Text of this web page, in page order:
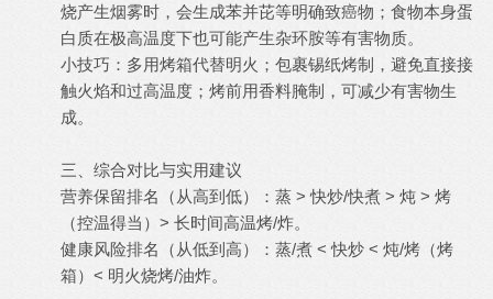
烧产生烟雾时，会生成苯并芘等明确致癌物；食物本身蛋
白质在极高温度下也可能产生杂环胺等有害物质。
小技巧：多用烤箱代替明火；包裹锡纸烤制，避免直接接
触火焰和过高温度；烤前用香料腌制，可减少有害物生
成。
三、综合对比与实用建议
营养保留排名（从高到低）：蒸 > 快炒/快煮 > 炖 > 烤
（控温得当）> 长时间高温烤/炸。
健康风险排名（从低到高）：蒸/煮 < 快炒 < 炖/烤（烤
箱）< 明火烧烤/油炸。